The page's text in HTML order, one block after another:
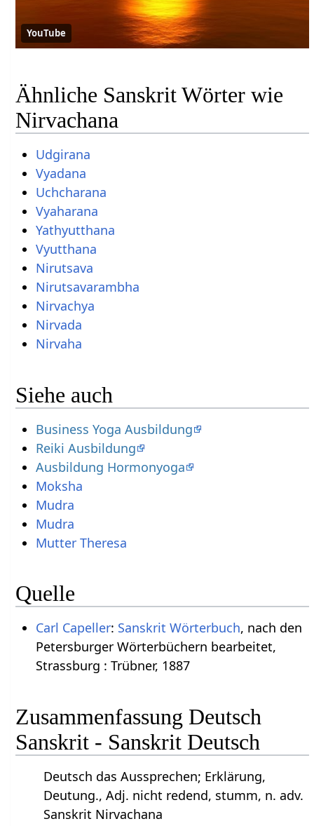
YouTube
Ähnliche Sanskrit Wörter wie
Nirvachana
Udgirana
Vyadana
Uchcharana
Vyaharana
Yathyutthana
Vyutthana
Nirutsava
Nirutsavarambha
Nirvachya
Nirvada
Nirvaha
Siehe auch
Business Yoga Ausbildung
Reiki Ausbildung
Ausbildung Hormonyoga
Moksha
Mudra
Mudra
Mutter Theresa
Quelle
Carl Capeller: Sanskrit Wörterbuch, nach den
Petersburger Wörterbüchern bearbeitet,
Strassburg : Trübner, 1887
Zusammenfassung Deutsch
Sanskrit - Sanskrit Deutsch
Deutsch das Aussprechen; Erklärung,
Deutung., Adj. nicht redend, stumm, n. adv.
Sanskrit Nirvachana